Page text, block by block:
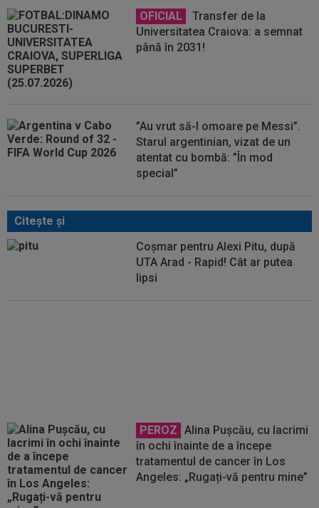
OFICIAL
Transfer de la
Universitatea Craiova: a semnat
până în 2031!
”Au vrut să-l omoare pe Messi”.
Starul argentinian, vizat de un
atentat cu bombă: ”În mod
special”
Citeşte şi
Coșmar pentru Alexi Pitu, după
UTA Arad - Rapid! Cât ar putea
lipsi
PEROZ Alina Pușcău, cu lacrimi
în ochi înainte de a începe
tratamentul de cancer în Los
Angeles: „Rugați-vă pentru mine”